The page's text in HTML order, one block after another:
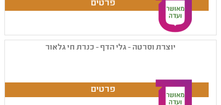
יוצרת וסרטה - גלי הדף - כנרת חי גלאור